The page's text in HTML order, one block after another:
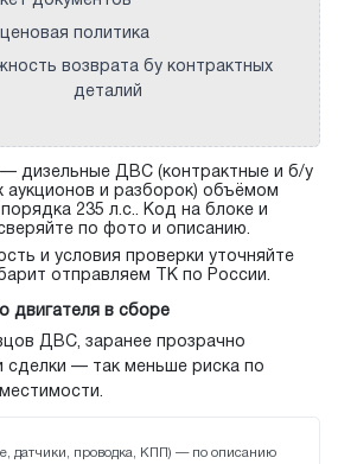
политика
возврата бу контрактных
деталий
дизельные ДВС (контрактные и б/у
аукционов и разборок) объёмом
235 л.с.. Код на блоке и
по фото и описанию.
и условия проверки уточняйте
отправляем ТК по России.
двигателя в сборе
ДВС, заранее прозрачно
сделки — так меньше риска по
датчики, проводка, КПП) — по описанию